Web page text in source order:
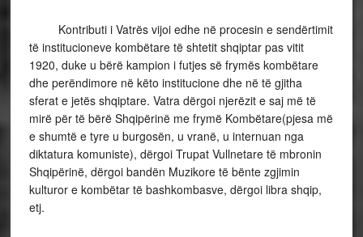
Kontributi i Vatrës vijoi edhe në procesin e sendërtimit
të institucioneve kombëtare të shtetit shqiptar pas vitit
1920, duke u bërë kampion i futjes së frymës kombëtare
dhe perëndimore në këto institucione dhe në të gjitha
sferat e jetës shqiptare. Vatra dërgoi njerëzit e saj më të
mirë për të bërë Shqipërinë me frymë Kombëtare(pjesa më
e shumtë e tyre u burgosën, u vranë, u internuan nga
diktatura komuniste), dërgoi Trupat Vullnetare të mbronin
Shqipërinë, dërgoi bandën Muzikore të bënte zgjimin
kulturor e kombëtar të bashkombasve, dërgoi libra shqip,
etj.